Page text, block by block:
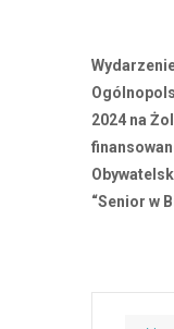
2024 na
“Senior w